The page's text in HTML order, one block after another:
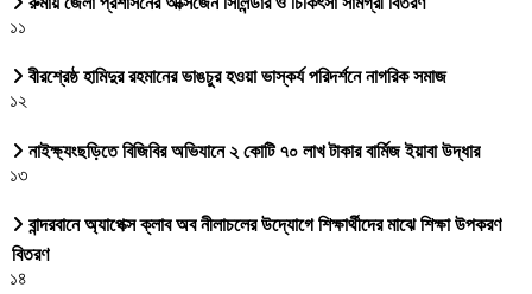
১১
বীরশ্রেষ্ঠ হামিদুর রহমানের ভাঙচুর হওয়া ভাস্কর্য পরিদর্শনে নাগরিক সমাজ
১২
নাইক্ষ্যংছড়িতে বিজিবির অভিযানে ২ কোটি ৭০ লাখ টাকার বার্মিজ ইয়াবা উদ্ধার
১৩
বান্দরবানে অ্যাপেক্স ক্লাব অব নীলাচলের উদ্যোগে শিক্ষার্থীদের মাঝে শিক্ষা উপকরণ
বিতরণ
১৪